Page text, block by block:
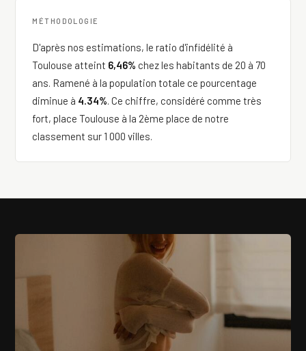
MÉTHODOLOGIE
D'après nos estimations, le ratio d'infidélité à
Toulouse atteint 6,46% chez les habitants de 20 à 70
ans. Ramené à la population totale ce pourcentage
diminue à 4.34%. Ce chiffre, considéré comme très
fort, place Toulouse à la 2ème place de notre
classement sur 1 000 villes.